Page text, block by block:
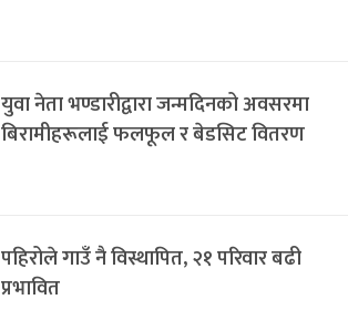
युवा नेता भण्डारीद्वारा जन्मदिनको अवसरमा
बिरामीहरूलाई फलफूल र बेडसिट वितरण
पहिरोले गाउँ नै विस्थापित, २१ परिवार बढी
प्रभावित